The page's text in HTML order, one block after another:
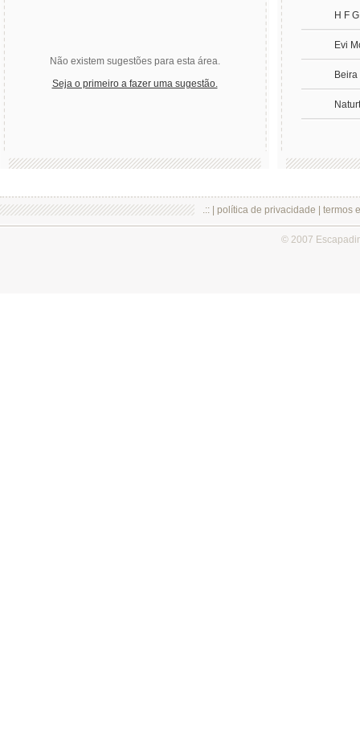
Não existem sugestões para esta área.
Seja o primeiro a fazer uma sugestão.
H F G
Evi
Beira
.:: | política de privacidade termos
© 2007